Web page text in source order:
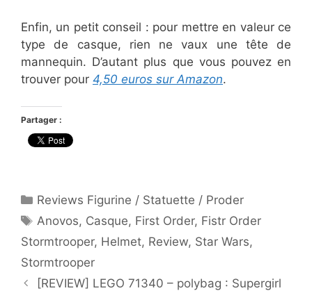
Enfin, un petit conseil : pour mettre en valeur ce
type de casque, rien ne vaux une tête de
mannequin. D’autant plus que vous pouvez en
trouver pour 4,50 euros sur Amazon.
Partager :
Catégories
Reviews Figurine / Statuette / Proder
Étiquettes
Anovos, Casque, First Order, Fistr Order
Stormtrooper, Helmet, Review, Star Wars,
Stormtrooper
[REVIEW] LEGO 71340 – polybag : Supergirl